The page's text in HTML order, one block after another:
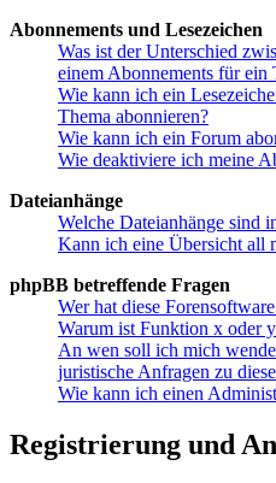
Abonnements und Lesezeichen
Was ist der Unterschied
einem Abonnements für ein
Wie kann ich ein
Thema abonnieren?
Wie kann ich ein Forum
Wie deaktiviere ich meine
Dateianhänge
Welche Dateianhänge sind
Kann ich eine Übersicht all
phpBB betreffende Fragen
Wer hat diese
Warum ist Funktion x oder
An wen soll ich mich
juristische Anfragen zu
Wie kann ich einen
Registrierung und